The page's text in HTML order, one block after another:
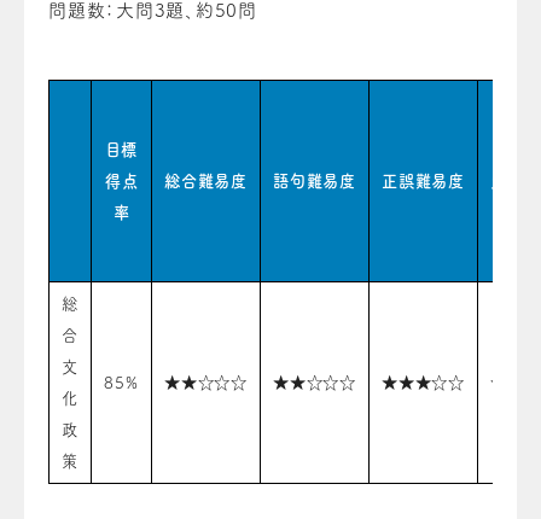
問題数：大問3題、約50問
目標
得点
率
総合難易度 語句難易度 正誤難易度
総
合
文
化
政
策
85% ★★☆☆☆ ★★☆☆☆ ★★★☆☆